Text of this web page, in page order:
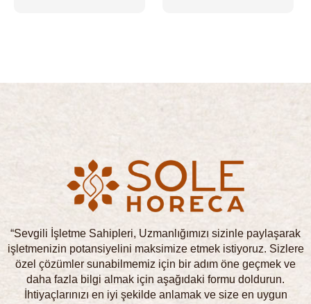
“Sevgili İşletme Sahipleri, Uzmanlığımızı sizinle paylaşarak
işletmenizin potansiyelini maksimize etmek istiyoruz. Sizlere
özel çözümler sunabilmemiz için bir adım öne geçmek ve
daha fazla bilgi almak için aşağıdaki formu doldurun.
İhtiyaçlarınızı en iyi şekilde anlamak ve size en uygun